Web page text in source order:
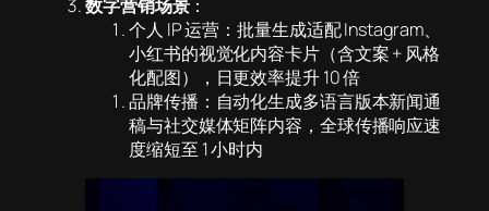
数字营销场景：
个人 IP 运营：批量生成适配 Instagram、
小红书的视觉化内容卡片（含文案 + 风格
化配图），日更效率提升 10 倍
品牌传播：自动化生成多语言版本新闻通
稿与社交媒体矩阵内容，全球传播响应速
度缩短至 1 小时内